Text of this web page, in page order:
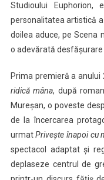
Studioului Euphorion,
personalitatea artistică
doilea aduce, pe Scena
o adevărată
Prima premieră a
ridică mâna, după
Mureșan, o poveste
de la încercarea
urmatPrivește înapoi cu
spectacol adaptat și
deplaseze centrul de